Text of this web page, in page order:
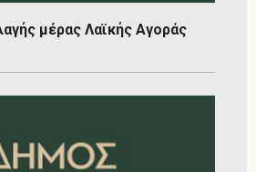
μέρας Λαϊκής Αγοράς